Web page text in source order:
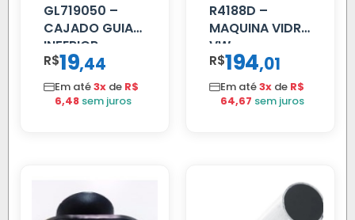
GL719050 –
CAJADO GUIA
INFERIOR
SCANIA T/R
112/113 MENOR
R$19,44
Em até3x de R$
6,48 sem juros
R4188D –
MAQUINA VIDRO
VW
CONSTELLATION
MANUAL LD
R$194,01
Em até3x de R$
64,67 sem juros